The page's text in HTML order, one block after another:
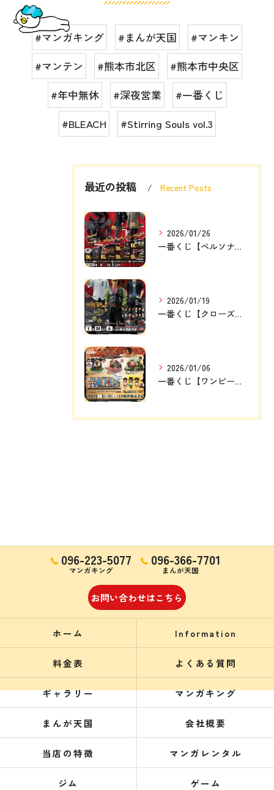
#マンガキング #まんが天国
#マンキン
#マンテン
#熊本市北区
#熊本市中央区
#年中無休
#深夜営業
#一番くじ
#BLEACH
#Stirring Souls vol.3
最近の投稿 Recent Posts
2026/01/26
一番くじ【ペルソナ５ザ・ロイヤル】
2026/01/19
一番くじ【クローズ＆WORST ～さすらいの鴉たち～】
2026/01/06
一番くじ【ワンピース ドラマティックメモリーズ】
096-223-5077
マンガキング
096-366-7701
まんが天国
お問い合わせはこちら
ホーム Information
料金表 よくある質問
ギャラリー マンガキング
まんが天国 会社概要
当店の特徴 マンガレンタル
ジム ゲーム